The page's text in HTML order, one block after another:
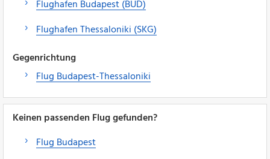
Flughafen Budapest (BUD)
Flughafen Thessaloniki (SKG)
Gegenrichtung
Flug Budapest-Thessaloniki
Keinen passenden Flug gefunden?
Flug Budapest